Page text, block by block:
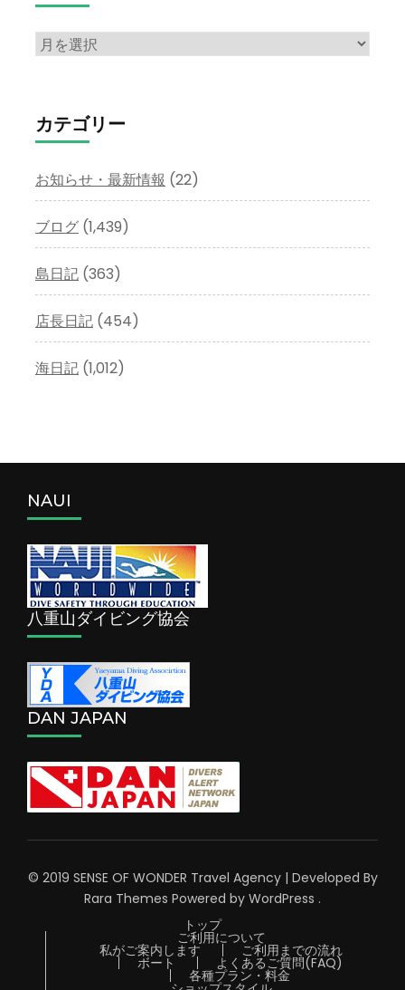
ア
イ
ブ
カテゴリー
お知らせ・最新情報 (22)
ブログ (1,439)
島日記 (363)
店長日記 (454)
海日記 (1,012)
NAUI
八重山ダイビング協会
DAN JAPAN
© 2019 SENSE OF WONDER Travel Agency | Developed By
Rara Themes Powered by WordPress .
トップ
ご利用について
私がご案内します ご利用までの流れ
ボート よくあるご質問(FAQ)
各種プラン・料金